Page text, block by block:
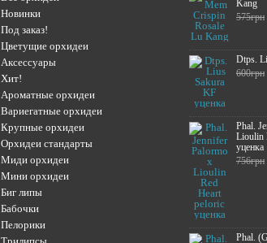
Новинки
Под заказ!
Цветущие орхидеи
Аксессуары
Хит!
Ароматные орхидеи
Вариегатные орхидеи
Крупные орхидеи
Орхидеи стандарты
Миди орхидеи
Мини орхидеи
Биг липы
Бабочки
Пелорики
Kang
575грн
Dtps.
600грн
Phal.
Lioulin
уценка
756грн
Phal.